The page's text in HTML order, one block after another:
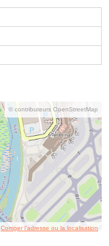
© contributeurs OpenStreetMap
Corriger l’adresse ou la localisation